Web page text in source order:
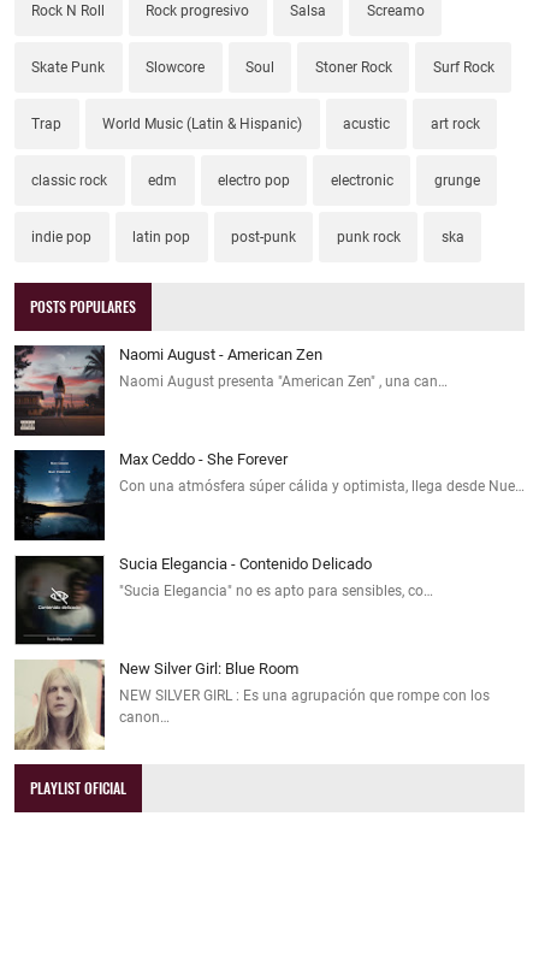
Rock N Roll Rock progresivo Salsa Screamo
Skate Punk Slowcore Soul Stoner Rock Surf Rock
Trap World Music (Latin & Hispanic) acustic art rock
classic rock edm electro pop electronic grunge
indie pop latin pop post-punk punk rock ska
POSTS POPULARES
Naomi August - American Zen
Naomi August presenta "American Zen" , una can…
Max Ceddo - She Forever
Con una atmósfera súper cálida y optimista, llega desde Nue…
Sucia Elegancia - Contenido Delicado
"Sucia Elegancia" no es apto para sensibles, co…
New Silver Girl: Blue Room
NEW SILVER GIRL : Es una agrupación que rompe con los
canon…
PLAYLIST OFICIAL